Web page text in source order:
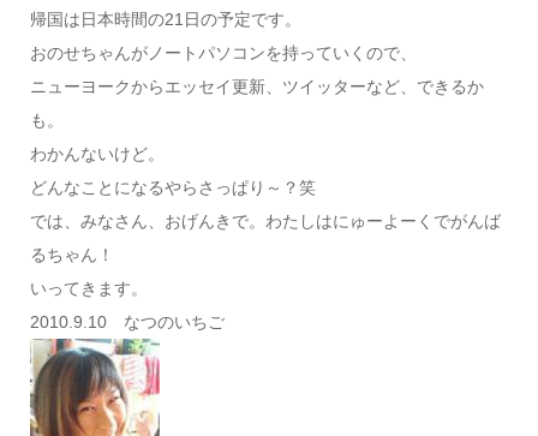
帰国は日本時間の21日の予定です。
おのせちゃんがノートパソコンを持っていくので、
ニューヨークからエッセイ更新、ツイッターなど、できるか
も。
わかんないけど。
どんなことになるやらさっぱり～？笑
では、みなさん、おげんきで。わたしはにゅーよーくでがんば
るちゃん！
いってきます。
2010.9.10 なつのいちご